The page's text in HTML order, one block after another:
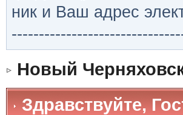
ник и Ваш адрес
Новый
Здравствуйте,